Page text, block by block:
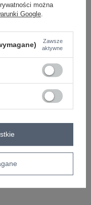
CENĘ
można
Google
Zawsze
aktywne